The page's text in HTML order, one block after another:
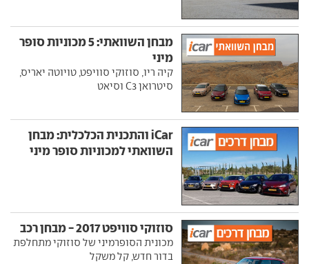
מבחן השוואתי: 5 מכוניות סופר
מיני
קיה ריו, סוזוקי סוויפט, טויוטה יאריס,
סיטרואן C3 וסיאט
iCar והתכנית הכלכלית: מבחן
השוואתי למכוניות סופר מיני
סוזוקי סוויפט 2017 - מבחן רכב
מכונית הסופרמיני של סוזוקי מתחלפת
בדור חדש, קל משקל